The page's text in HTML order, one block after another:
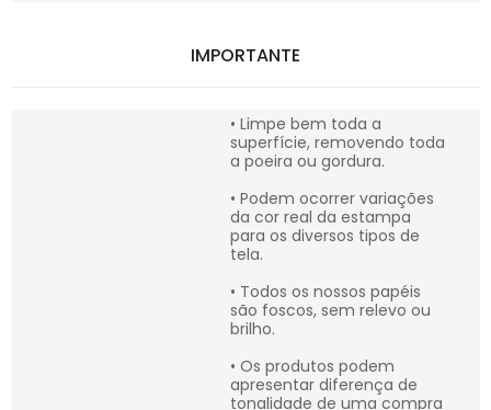
IMPORTANTE
• Limpe bem toda a
superfície, removendo toda
a poeira ou gordura.
• Podem ocorrer variações
da cor real da estampa
para os diversos tipos de
tela.
• Todos os nossos papéis
são foscos, sem relevo ou
brilho.
• Os produtos podem
apresentar diferença de
tonalidade de uma compra